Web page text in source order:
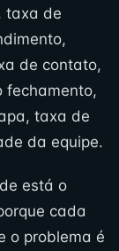
taxa de
de contato,
fechamento,
taxa de
da equipe.
está o
cada
o problema é